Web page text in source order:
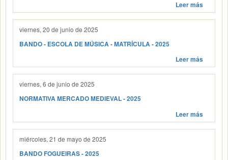
Leer más
viernes, 20 de junio de 2025
BANDO - ESCOLA DE MÚSICA - MATRÍCULA - 2025
Leer más
viernes, 6 de junio de 2025
NORMATIVA MERCADO MEDIEVAL - 2025
Leer más
miércoles, 21 de mayo de 2025
BANDO FOGUEIRAS - 2025